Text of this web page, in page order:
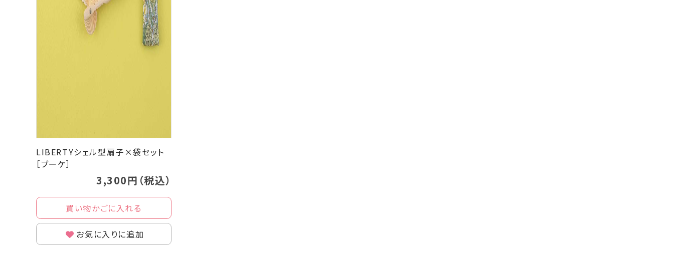
LIBERTYシェル型扇子×袋セット
［ブーケ］
3,300円（税込）
買い物かごに入れる
お気に入りに追加